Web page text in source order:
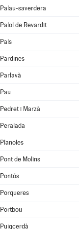
Palau-saverdera
Palol de Revardit
Pals
Pardines
Parlavà
Pau
Pedret i Marzà
Peralada
Planoles
Pont de Molins
Pontós
Porqueres
Portbou
Puigcerdà